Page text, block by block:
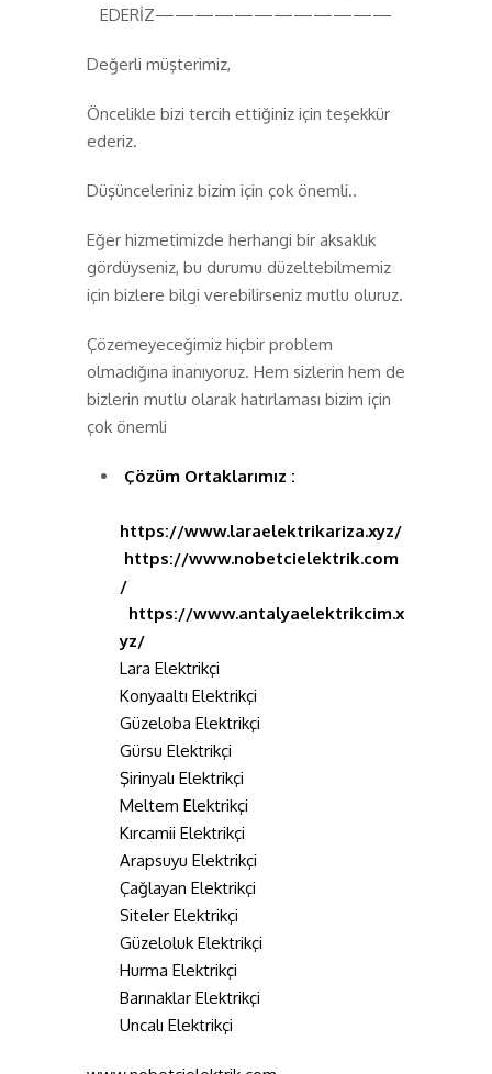
EDERİZ————————————
Değerli müşterimiz,
Öncelikle bizi tercih ettiğiniz için teşekkür
ederiz.
Düşünceleriniz bizim için çok önemli..
Eğer hizmetimizde herhangi bir aksaklık
gördüyseniz, bu durumu düzeltebilmemiz
için bizlere bilgi verebilirseniz mutlu oluruz.
Çözemeyeceğimiz hiçbir problem
olmadığına inanıyoruz. Hem sizlerin hem de
bizlerin mutlu olarak hatırlaması bizim için
çok önemli
Çözüm Ortaklarımız :
https://www.laraelektrikariza.xyz/
https://www.nobetcielektrik.com
/
https://www.antalyaelektrikcim.x
yz/
Lara Elektrikçi
Konyaaltı Elektrikçi
Güzeloba Elektrikçi
Gürsu Elektrikçi
Şirinyalı Elektrikçi
Meltem Elektrikçi
Kırcamii Elektrikçi
Arapsuyu Elektrikçi
Çağlayan Elektrikçi
Siteler Elektrikçi
Güzeloluk Elektrikçi
Hurma Elektrikçi
Barınaklar Elektrikçi
Uncalı Elektrikçi